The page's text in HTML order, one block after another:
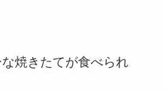
焼きたてが食べられ